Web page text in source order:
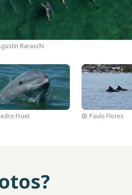
Baraschi
Fruet
Imagem
Paulo Flores